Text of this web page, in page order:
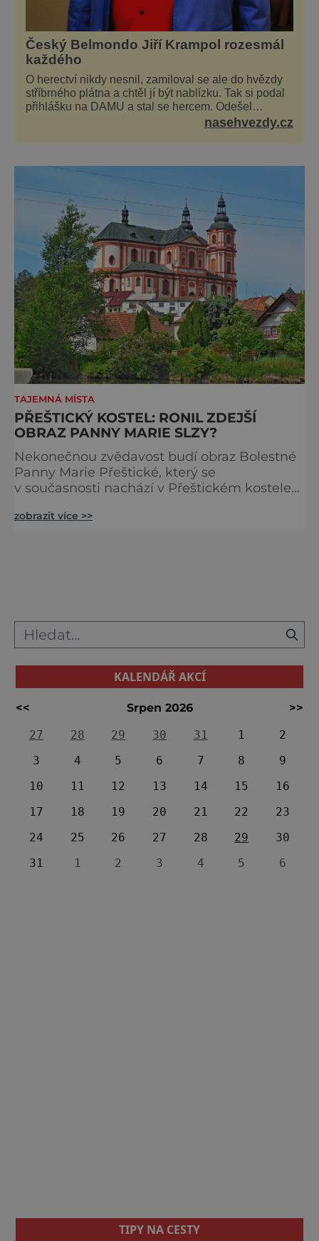
Český Belmondo Jiří Krampol rozesmál
každého
O herectví nikdy nesnil, zamiloval se ale do hvězdy
stříbrného plátna a chtěl jí být nablízku. Tak si podal
přihlášku na DAMU a stal se hercem. Odešel
žižkovský matador, který všude rozdával humor, i
když jemu samotnému do smíchu zrovna nebylo. Do
nasehvezdy.cz
TAJEMNÁ MÍSTA
PŘEŠTICKÝ KOSTEL: RONIL ZDEJŠÍ
OBRAZ PANNY MARIE SLZY?
Nekonečnou zvědavost budí obraz Bolestné
Panny Marie Přeštické, který se
v současnosti nachází v Přeštickém kostele
dokázal uzdravovat poutníky! Malba
zobrazit více >>
KALENDÁŘ AKCÍ
<< Srpen 2026
>>
27
28 29 30 31 1
2
3
4 5 6 7 8
9
10
11 12 13 14 15
16
17
18 19 20 21 22
23
24
25 26 27 28 29
30
31
1 2 3 4 5 6
TIPY NA CESTY